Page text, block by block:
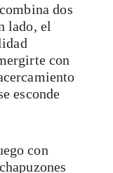
dos
lado, el
con
esconde
con